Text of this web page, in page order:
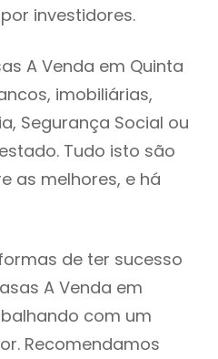
investidores.
A Venda em Quinta
imobiliárias,
Segurança Social ou
Tudo isto são
as melhores, e há
de ter sucesso
A Venda em
com um
Recomendamos